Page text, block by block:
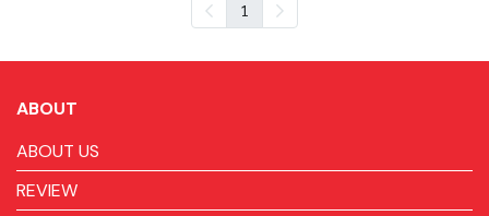
1
ABOUT
ABOUT US
REVIEW